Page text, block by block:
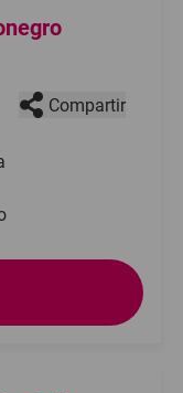
Compartir